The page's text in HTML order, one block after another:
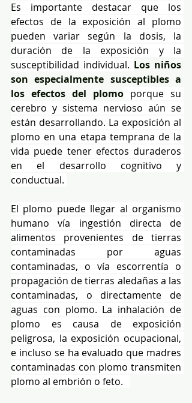
Es importante destacar que los
efectos de la exposición al plomo
pueden variar según la dosis, la
duración de la exposición y la
susceptibilidad individual. Los niños
son especialmente susceptibles a
los efectos del plomo porque su
cerebro y sistema nervioso aún se
están desarrollando. La exposición al
plomo en una etapa temprana de la
vida puede tener efectos duraderos
en el desarrollo cognitivo y
conductual.
El plomo puede llegar al organismo
humano vía ingestión directa de
alimentos provenientes de tierras
contaminadas por aguas
contaminadas, o vía escorrentía o
propagación de tierras aledañas a las
contaminadas, o directamente de
aguas con plomo. La inhalación de
plomo es causa de exposición
peligrosa, la exposición ocupacional,
e incluso se ha evaluado que madres
contaminadas con plomo transmiten
plomo al embrión o feto.